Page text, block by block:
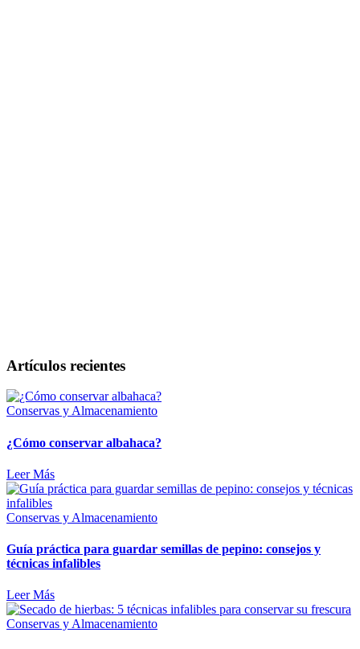
Artículos recientes
Conservas y Almacenamiento
¿Cómo conservar albahaca?
Leer Más
Conservas y Almacenamiento
Guía práctica para guardar semillas de pepino: consejos y
técnicas infalibles
Leer Más
Conservas y Almacenamiento